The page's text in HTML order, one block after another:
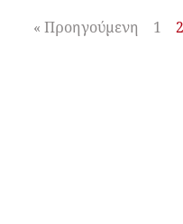
« Προηγούμενη 1 2